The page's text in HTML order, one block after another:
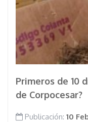
Primeros de 10
de Corpocesar?
Publicación: 10